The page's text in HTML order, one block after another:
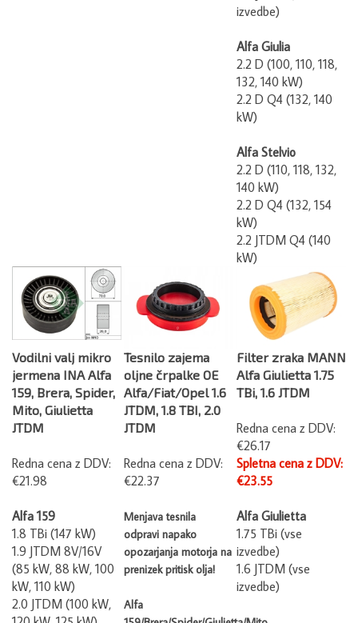
izvedbe)
Alfa Giulia
2.2 D (100, 110, 118,
132, 140 kW)
2.2 D Q4 (132, 140
kW)
Alfa Stelvio
2.2 D (110, 118, 132,
140 kW)
2.2 D Q4 (132, 154
kW)
2.2 JTDM Q4 (140
kW)
Vodilni valj mikro
jermena INA Alfa
159, Brera, Spider,
Mito, Giulietta
JTDM
Redna cena z DDV:
€21.98
Tesnilo zajema
oljne črpalke OE
Alfa/Fiat/Opel 1.6
JTDM, 1.8 TBI, 2.0
JTDM
Redna cena z DDV:
€22.37
Filter zraka MANN
Alfa Giulietta 1.75
TBi, 1.6 JTDM
Redna cena z DDV:
€26.17
Spletna cena z DDV:
€23.55
Alfa 159
1.8 TBi (147 kW)
1.9 JTDM 8V/16V
(85 kW, 88 kW, 100
kW, 110 kW)
2.0 JTDM (100 kW,
120 kW, 125 kW)
Menjava tesnila
odpravi napako
opozarjanja motorja na
prenizek pritisk olja!
Alfa
159/Brera/Spider/Giulietta/Mito
Alfa Giulietta
1.75 TBi (vse
izvedbe)
1.6 JTDM (vse
izvedbe)